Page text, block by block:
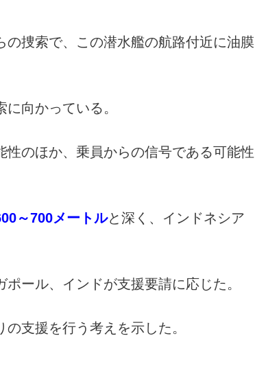
捜索で、この潜水艦の航路付近に油膜
向かっている。
のほか、乗員からの信号である可能性
～700メートルと深く、インドネシア
ール、インドが支援要請に応じた。
支援を行う考えを示した。